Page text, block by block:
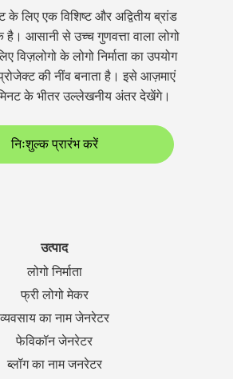
के लिए एक विशिष्ट और अद्वितीय ब्रांड
आसानी से उच्च गुणवत्ता वाला लोगो
विज़लोगो के लोगो निर्माता का उपयोग
की नींव बनाता है। इसे आज़माएं
के भीतर उल्लेखनीय अंतर देखेंगे।
निःशुल्क प्रारंभ करें
उत्पाद
लोगो निर्माता
फ्री लोगो मेकर
व्यवसाय का नाम जेनरेटर
फेविकॉन जेनरेटर
ब्लॉग का नाम जनरेटर